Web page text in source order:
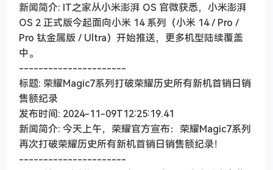
新闻简介: IT之家从小米澎湃 OS 官微获悉，小米澎湃
OS 2 正式版今起面向小米 14 系列（小米 14 / Pro /
Pro 钛金属版 / Ultra）开始推送，更多机型陆续覆盖
中。
----------------------
标题: 荣耀Magic7系列打破荣耀历史所有新机首销日销
售额纪录
发布时间: 2024-11-09T12:25:19.41
新闻简介: 今天上午，荣耀官方宣布：荣耀Magic7系列
再次打破荣耀历史所有新机首销日销售额纪录！
----------------------